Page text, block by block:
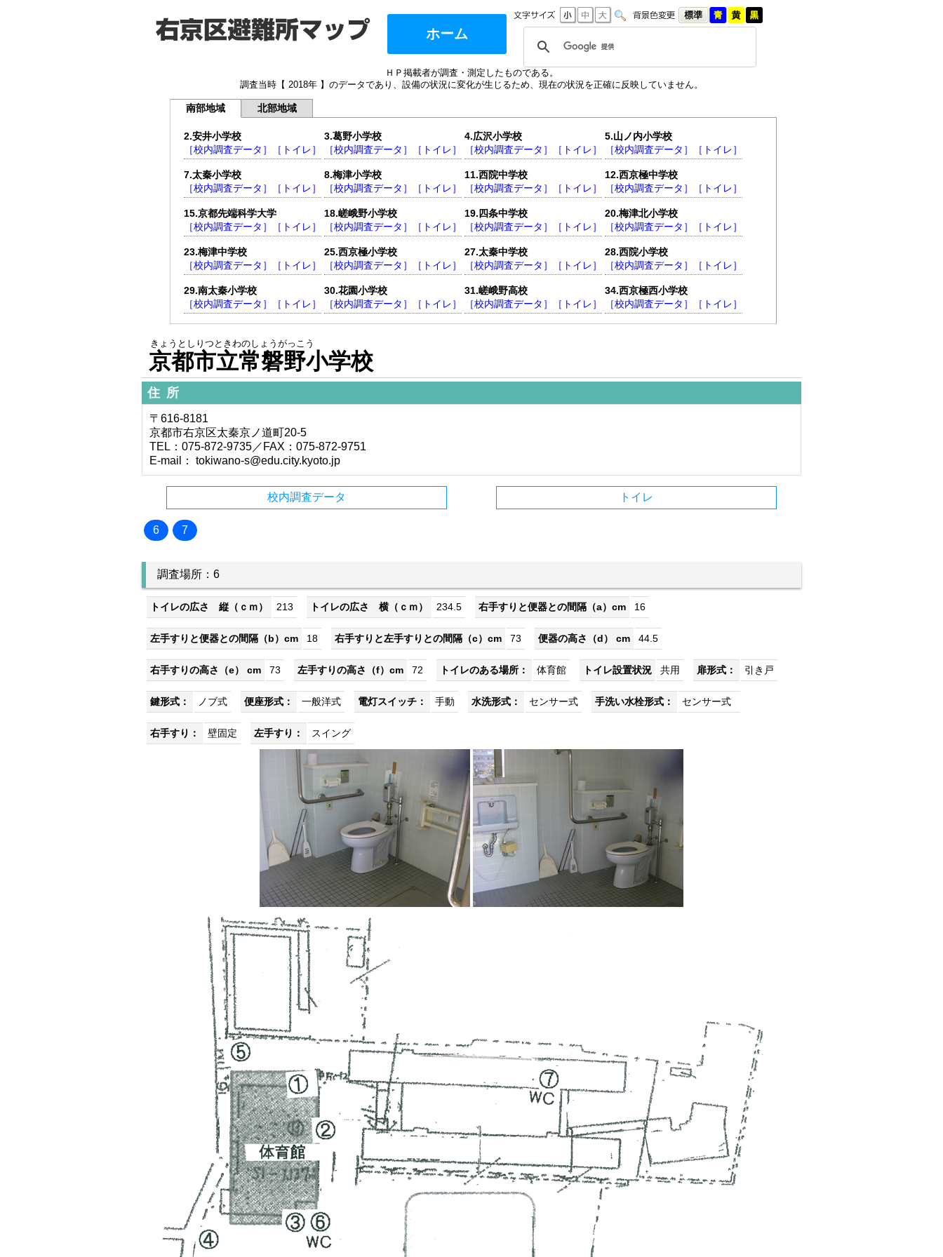
ホーム
ＨＰ掲載者が調査・測定したものである。
調査当時【 2018年 】のデータであり、設備の状況に変化が生じるため、現在の状況を正確に反映していません。
南部地域 北部地域
2.安井小学校
［校内調査データ］
［トイレ］
3.葛野小学校
［校内調査データ］
［トイレ］
4.広沢小学校
［校内調査データ］
［トイレ］
5.山ノ内小学校
［校内調査データ］
［トイレ］
7.太秦小学校
［校内調査データ］
［トイレ］
8.梅津小学校
［校内調査データ］
［トイレ］
11.西院中学校
［校内調査データ］
［トイレ］
12.西京極中学校
［校内調査データ］
［トイレ］
15.京都先端科学大学
［校内調査データ］
［トイレ］
18.嵯峨野小学校
［校内調査データ］
［トイレ］
19.四条中学校
［校内調査データ］
［トイレ］
20.梅津北小学校
［校内調査データ］
［トイレ］
23.梅津中学校
［校内調査データ］
［トイレ］
25.西京極小学校
［校内調査データ］
［トイレ］
27.太秦中学校
［校内調査データ］
［トイレ］
28.西院小学校
［校内調査データ］
［トイレ］
29.南太秦小学校
［校内調査データ］
［トイレ］
30.花園小学校
［校内調査データ］
［トイレ］
31.嵯峨野高校
［校内調査データ］
［トイレ］
34.西京極西小学校
［校内調査データ］
［トイレ］
きょうとしりつときわのしょうがっこう
京都市立常磐野小学校
住所
〒616-8181
京都市右京区太秦京ノ道町20-5
TEL：075-872-9735／FAX：075-872-9751
E-mail： tokiwano-s@edu.city.kyoto.jp
校内調査データ トイレ
6 7
調査場所：6
トイレの広さ 縦（ｃｍ） 213 トイレの広さ 横（ｃｍ） 234.5 右手すりと便器との間隔（a）cm 16
左手すりと便器との間隔（b）cm 18 右手すりと左手すりとの間隔（c）cm 73 便器の高さ（d） cm 44.5
右手すりの高さ（e） cm 73 左手すりの高さ（f）cm 72 トイレのある場所： 体育館 トイレ設置状況 共用 扉形式： 引き戸
鍵形式： ノブ式 便座形式： 一般洋式 電灯スイッチ： 手動 水洗形式： センサー式 手洗い水栓形式： センサー式
右手すり： 壁固定 左手すり： スイング